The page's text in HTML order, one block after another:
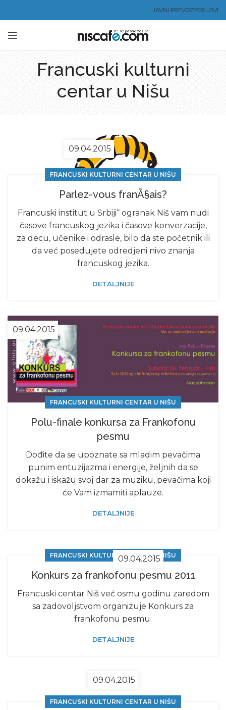
JAVNI PREVOZPOSLOVI
Francuski kulturni
centar u Nišu
09.04.2015
FRANCUSKI KULTURNI CENTAR U NIŠU
Parlez-vous franÃ§ais?
Francuski institut u Srbiji“ ogranak Niš vam nudi
časove francuskog jezika i časove konverzacije,
za decu, učenike i odrasle, bilo da ste početnik ili
da već posedujete odredjeni nivo znanja
francuskog jezika.
DETALJNIJE
09.04.2015
FRANCUSKI KULTURNI CENTAR U NIŠU
Polu-finale konkursa za Frankofonu
pesmu
Dođite da se upoznate sa mladim pevačima
punim entuzijazma i energije, željnih da se
dokažu i iskažu svoj dar za muziku, pevačima koji
će Vam izmamiti aplauze.
DETALJNIJE
09.04.2015
FRANCUSKI KULTURNI CENTAR U NIŠU
Konkurs za frankofonu pesmu 2011
Francuski centar Niš već osmu godinu zaredom
sa zadovoljstvom organizuje Konkurs za
frankofonu pesmu.
DETALJNIJE
09.04.2015
FRANCUSKI KULTURNI CENTAR U NIŠU